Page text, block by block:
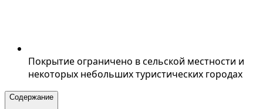
Покрытие ограничено в сельской местности и
некоторых небольших туристических городах
Содержание